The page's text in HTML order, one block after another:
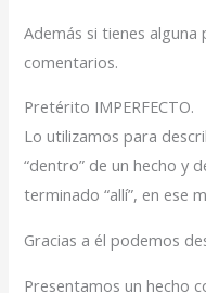
Además si tienes
comentarios.
Pretérito IMPERFECTO.
Lo utilizamos para
“dentro” de un hecho y
terminado “allí”, en ese
Gracias a él podemos
Presentamos un hecho